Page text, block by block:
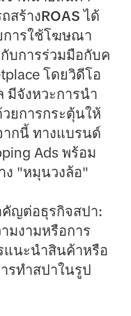
สร้างROAS ได้
การใช้โฆษณา
บการร่วมมือกับค
โดยวิดีโอ
มีจังหวะการนำ
ยการกระตุ้นให้
กนี้ ทางแบรนด์
Ads พร้อม
ง "หมุนวงล้อ"
คัญต่อธุรกิจสปา:
มงามหรือการ
แนะนำสินค้าหรือ
รทำสปาในรูป